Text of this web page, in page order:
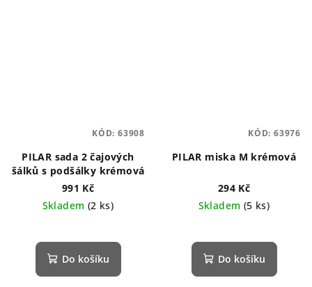
PILAR sada 2 čajových
šálků s podšálky krémová
991 Kč
Skladem (2 ks)
Do košíku
KÓD: 63908
PILAR miska M krémová
294 Kč
Skladem (5 ks)
Do košíku
KÓD: 63976